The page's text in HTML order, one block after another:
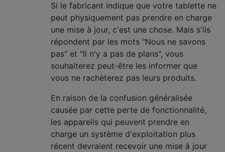
Si le fabricant indique que votre tablette ne
peut physiquement pas prendre en charge
une mise à jour, c'est une chose. Mais s'ils
répondent par les mots "Nous ne savons
pas" et "Il n'y a pas de plans", vous
souhaiterez peut-être les informer que
vous ne rachèterez pas leurs produits.
En raison de la confusion généralisée
causée par cette perte de fonctionnalité,
les appareils qui peuvent prendre en
charge un système d'exploitation plus
récent devraient recevoir une mise à jour